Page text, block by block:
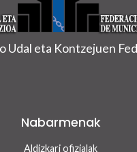
Udal eta Kontzejuen
Nabarmenak
Aldizkari ofizialak